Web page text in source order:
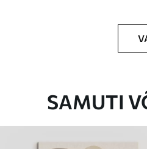
SAMUTI